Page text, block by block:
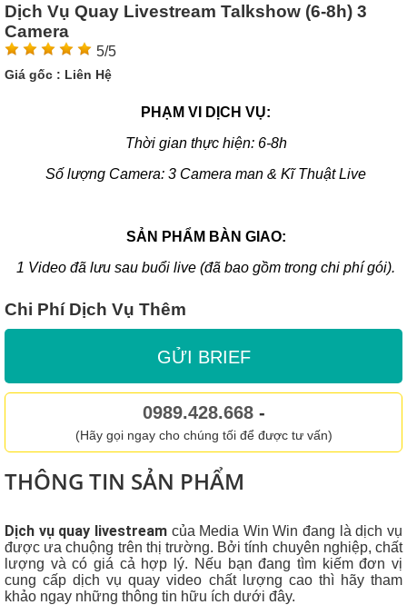
Dịch Vụ Quay Livestream Talkshow (6-8h) 3
Camera
5/5
Giá gốc : Liên Hệ
PHẠM VI DỊCH VỤ:
Thời gian thực hiện: 6-8h
Số lượng Camera: 3 Camera man & Kĩ Thuật Live
SẢN PHẨM BÀN GIAO:
1 Video đã lưu sau buổi live (đã bao gồm trong chi phí gói).
Chi Phí Dịch Vụ Thêm
GỬI BRIEF
0989.428.668 -
(Hãy gọi ngay cho chúng tối để được tư vấn)
THÔNG TIN SẢN PHẨM
Dịch vụ quay livestream của Media Win Win đang là dịch vụ
được ưa chuộng trên thị trường. Bởi tính chuyên nghiệp, chất
lượng và có giá cả hợp lý. Nếu bạn đang tìm kiếm đơn vị
cung cấp dịch vụ quay video chất lượng cao thì hãy tham
khảo ngay những thông tin hữu ích dưới đây.